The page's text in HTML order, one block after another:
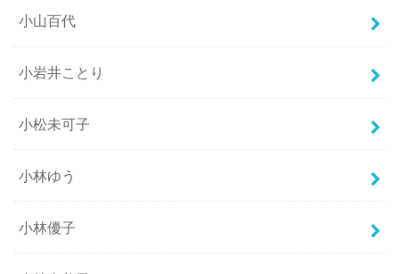
小山百代
小岩井ことり
小松未可子
小林ゆう
小林優子